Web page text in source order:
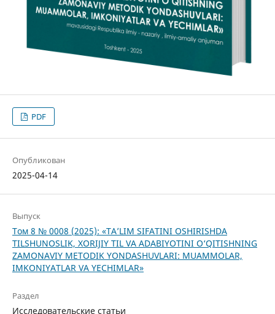
PDF
Опубликован
2025-04-14
Выпуск
Том 8 № 0008 (2025): «TA’LIM SIFATINI OSHIRISHDA
TILSHUNOSLIK, XORIJIY TIL VA ADABIYOTINI O‘QITISHNING
ZAMONAVIY METODIK YONDASHUVLARI: MUAMMOLAR,
IMKONIYATLAR VA YECHIMLAR»
Раздел
Исследовательские статьи